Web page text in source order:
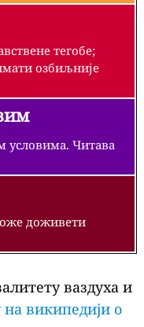
тегобе;
озбиљније
условима. Читава
доживети
ваздуха и
на википедији о